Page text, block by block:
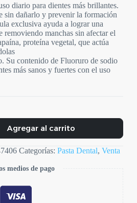
diario para dientes más brillantes.
sin dañarlo y prevenir la formación
exclusiva ayuda a lograr una
removiendo manchas sin afectar el
proteína vegetal, que actúa
Su contenido de Fluoruro de sodio
más sanos y fuertes con el uso
Agregar al carrito
Categorías: Pasta Dental, Venta
medios de pago